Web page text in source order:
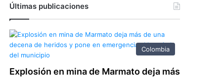
Últimas publicaciones
Colombia
Explosión en mina de Marmato deja más